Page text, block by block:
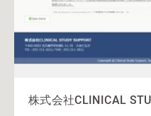
株式会社CLINICAL